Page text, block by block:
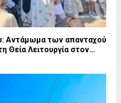
Αντάμωμα των απανταχού
Θεία Λειτουργία στον...